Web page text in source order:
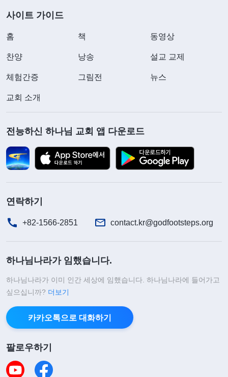
사람과의 관계를 지키려는 것은 아닐지 우려되었습
니다. 하지만 별일 아니고, 원칙을 크게 어기는 것도
다. 저는 단순하게 생각했고, 그 일은 그렇게 지나갔
습니다. 또 얼마의 시간이 흐른 뒤, 리더가 일이 있어
제가 머무는 접대 가정에 왔다가 저를 보자마자 숨김
없이 직설적으로 말했습니다. “형제님, 우쥔 형제에
대한 평가서를 써 달라고 했는데 왜 이렇게 오래 끄
시는 거예요? 우리, 정직한 사람이 되어서 있는 그대
로 상세히 쓸 수는 없는 건가요? 형제님 때문에 일이
너무 지체되잖아요.” 그런 질책을 받으니 저는 무척
게 끌었고, 정말 변명의 여지가 없었습니다. 그때서
이 문제의 원인이 도대체 무엇인지 반성하기 시작했
습니다.
말씀을 보았습니다. 하나님께서 말씀하셨습니다.
에서 사람의 덕행을 평가하는 매우 전형적인 기준이
다. 사람의 인성이 어떤지, 덕행이 어떤지를 판단하
사이트 가이드
홈 책 동영상
찬양 낭송 설교 교제
체험간증 그림전 뉴스
교회 소개
전능하신 하나님 교회 앱 다운로드
연락하기
+82-1566-2851 contact.kr@godfootsteps.org
하나님나라가 임했습니다.
하나님나라가 이미 인간 세상에 임했습니다. 하나님나라에 들어가고
싶으십니까? 더보기
카카오톡으로 대화하기
팔로우하기